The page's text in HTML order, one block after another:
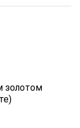
золотом